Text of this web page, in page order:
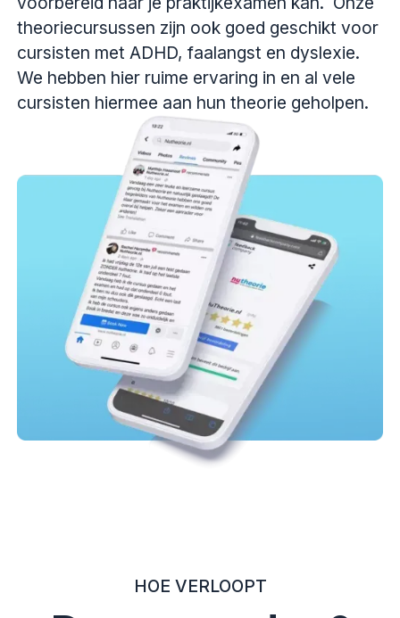
theoriecursussen zijn ook goed geschikt voor
cursisten met ADHD, faalangst en dyslexie.
We hebben hier ruime ervaring in en al vele
cursisten hiermee aan hun theorie geholpen.
HOE VERLOOPT